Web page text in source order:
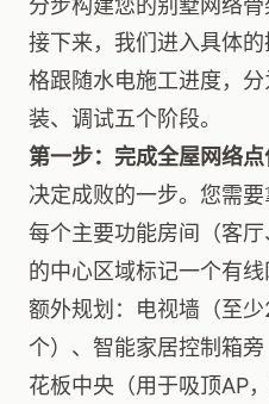
接下来，我们进入具体
格跟随水电施工进度，
装、调试五个阶段。
第一步：完成全屋网络
决定成败的一步。您需
每个主要功能房间（客厅
的中心区域标记一个有
额外规划：电视墙（至
个）、智能家居控制箱
花板中央（用于吸顶AP